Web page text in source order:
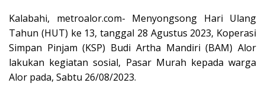
Kalabahi, metroalor.com- Menyongsong Hari Ulang
Tahun (HUT) ke 13, tanggal 28 Agustus 2023, Koperasi
Simpan Pinjam (KSP) Budi Artha Mandiri (BAM) Alor
lakukan kegiatan sosial, Pasar Murah kepada warga
Alor pada, Sabtu 26/08/2023.